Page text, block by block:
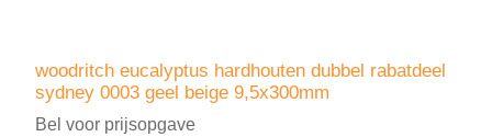
woodritch eucalyptus hardhouten dubbel rabatdeel
sydney 0003 geel beige 9,5x300mm
Bel voor prijsopgave